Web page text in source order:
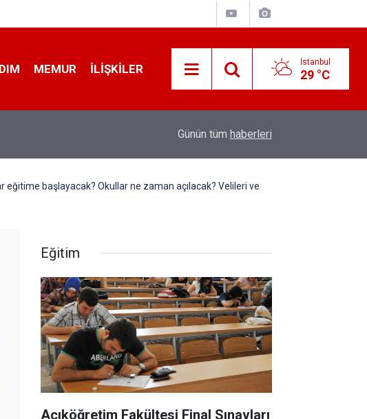
MEMUR İLIŞKILER İstanbul
29 °C
Sıcak Havalarda Ödem Şikayetini Hafife
Günün tüm haberleri
eğitime başlayacak? Okullar ne zaman açılacak? Velileri ve
Eğitim
Açıköğretim Fakültesi Final Sınavları